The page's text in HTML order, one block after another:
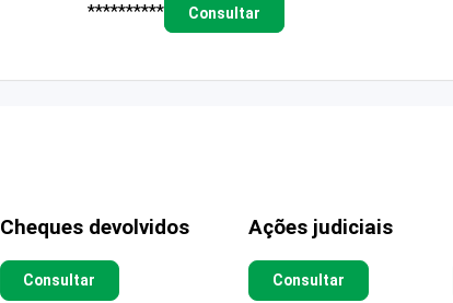
**********
Consultar
Cheques devolvidos
Consultar
Ações judiciais
Consultar